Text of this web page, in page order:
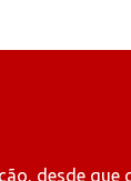
desde que